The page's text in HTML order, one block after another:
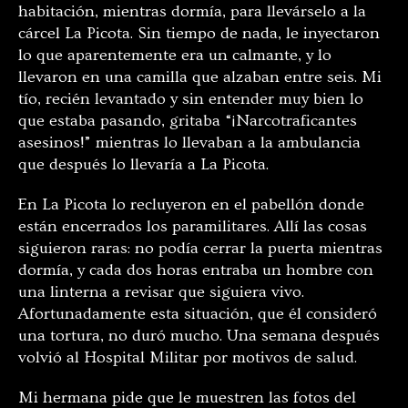
habitación, mientras dormía, para llevárselo a la
cárcel La Picota. Sin tiempo de nada, le inyectaron
lo que aparentemente era un calmante, y lo
llevaron en una camilla que alzaban entre seis. Mi
tío, recién levantado y sin entender muy bien lo
que estaba pasando, gritaba “¡Narcotraficantes
asesinos!” mientras lo llevaban a la ambulancia
que después lo llevaría a La Picota.
En La Picota lo recluyeron en el pabellón donde
están encerrados los paramilitares. Allí las cosas
siguieron raras: no podía cerrar la puerta mientras
dormía, y cada dos horas entraba un hombre con
una linterna a revisar que siguiera vivo.
Afortunadamente esta situación, que él consideró
una tortura, no duró mucho. Una semana después
volvió al Hospital Militar por motivos de salud.
Mi hermana pide que le muestren las fotos del